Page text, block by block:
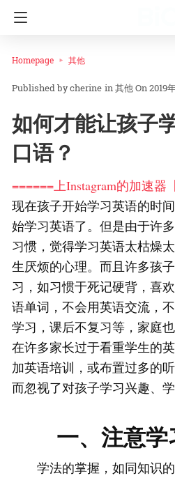
Homepage 其他
cherine in其他On 2019
如何才能让孩子
口语？
======上Instagram的加速器
现在孩子开始学习英语的时
始学习英语了。但是由于许
习惯，觉得学习英语太枯燥
生厌烦的心理。而且许多孩
习，如习惯于死记硬背，喜
语单词，不会用英语交流，
学习，课后不复习等，家庭
在许多家长过于看重学生的
加英语培训，或布置过多的
而忽视了对孩子学习兴趣、学
一、注意学
学法的掌握，如同知识的